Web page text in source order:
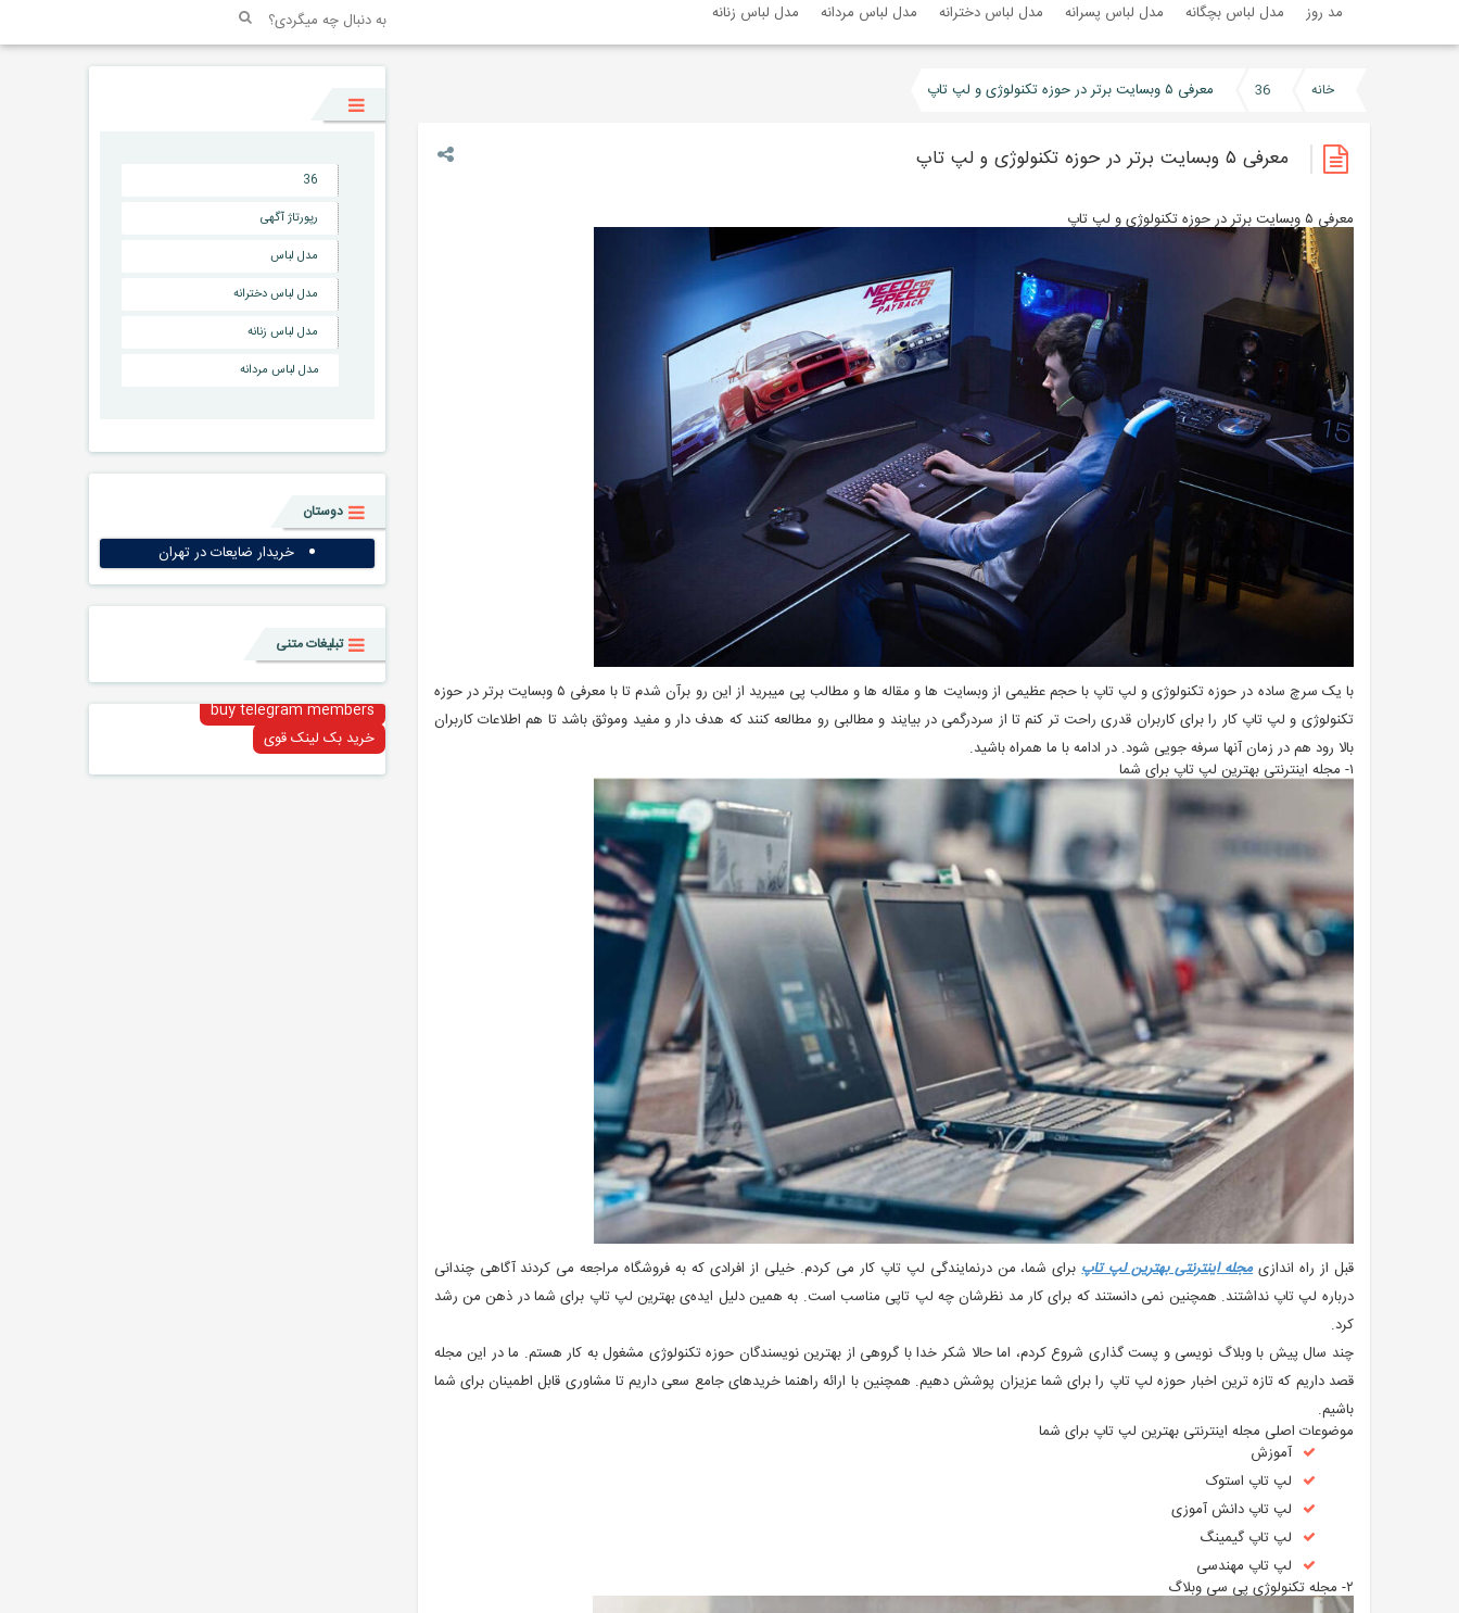
مد روز مدل لباس بچگانه مدل لباس پسرانه مدل لباس دخترانه مدل لباس مردانه مدل لباس زنانه
خانه 36 معرفی ۵ وبسایت برتر در حوزه تکنولوژی و لپ تاپ
معرفی ۵ وبسایت برتر در حوزه تکنولوژی و لپ تاپ
معرفی ۵ وبسایت برتر در حوزه تکنولوژی و لپ تاپ
با یک سرچ ساده در حوزه تکنولوژی و لپ تاپ با حجم عظیمی از وبسایت ها و مقاله ها و مطالب پی میبرید از این رو برآن شدم تا با معرفی ۵ وبسایت برتر در حوزه
تکنولوژی و لپ تاپ کار را برای کاربران قدری راحت تر کنم تا از سردرگمی در بیایند و مطالبی رو مطالعه کنند که هدف دار و مفید وموثق باشد تا هم اطلاعات کاربران
بالا رود هم در زمان آنها سرفه جویی شود. در ادامه با ما همراه باشید.
۱- مجله اینترنتی بهترین لپ تاپ برای شما
قبل از راه اندازیمجله اینترنتی بهترین لپ تاپبرای شما، من درنمایندگی لپ تاپ کار می کردم. خیلی از افرادی که به فروشگاه مراجعه می کردند آگاهی چندانی
درباره لپ تاپ نداشتند. همچنین نمی دانستند که برای کار مد نظرشان چه لپ تاپی مناسب است. به همین دلیل ایده‌ی بهترین لپ تاپ برای شما در ذهن من رشد
کرد.
چند سال پیش با وبلاگ نویسی و پست گذاری شروع کردم، اما حالا شکر خدا با گروهی از بهترین نویسندگان حوزه تکنولوژی مشغول به کار هستم. ما در این مجله
قصد داریم که تازه ترین اخبار حوزه لپ تاپ را برای شما عزیزان پوشش دهیم. همچنین با ارائه راهنما خریدهای جامع سعی داریم تا مشاوری قابل اطمینان برای شما
باشیم.
موضوعات اصلی مجله اینترنتی بهترین لپ تاپ برای شما
آموزش
لپ تاپ استوک
لپ تاپ دانش آموزی
لپ تاپ گیمینگ
لپ تاپ مهندسی
۲- مجله تکنولوژی پی سی وبلاگ
36
رپورتاژ آگهی
مدل لباس
مدل لباس دخترانه
مدل لباس زنانه
مدل لباس مردانه
دوستان
خریدار ضایعات در تهران
تبلیغات متنی
buy telegram members
خرید بک لینک قوی